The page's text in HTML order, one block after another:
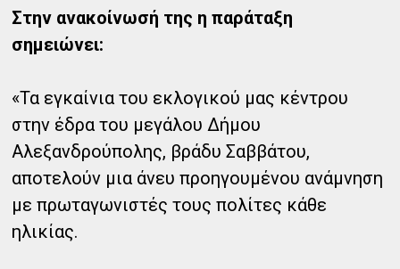
Στην ανακοίνωσή της η παράταξη
σημειώνει:
«Τα εγκαίνια του εκλογικού μας κέντρου
στην έδρα του μεγάλου Δήμου
Αλεξανδρούπολης, βράδυ Σαββάτου,
αποτελούν μια άνευ προηγουμένου ανάμνηση
με πρωταγωνιστές τους πολίτες κάθε
ηλικίας.